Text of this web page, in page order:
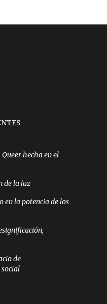
hecha en el
de la luz
en la potencia de los
de